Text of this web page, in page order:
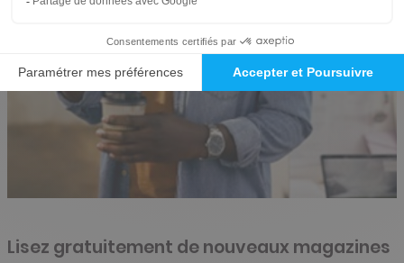
Lisez gratuitement de nouveaux magazines